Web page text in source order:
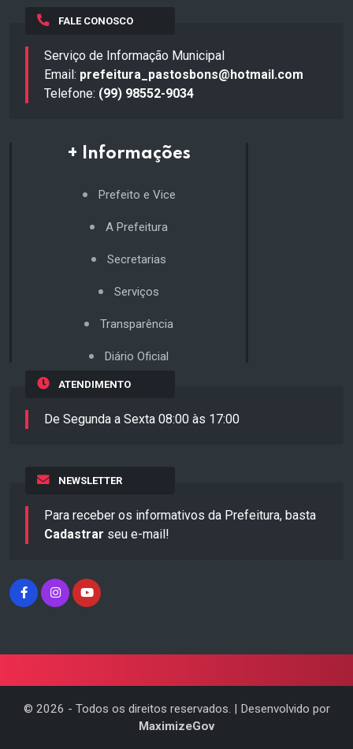
FALE CONOSCO
Serviço de Informação Municipal
Email: prefeitura_pastosbons@hotmail.com
Telefone: (99) 98552-9034
+ Informações
Prefeito e Vice
A Prefeitura
Secretarias
Serviços
Transparência
Diário Oficial
ATENDIMENTO
De Segunda a Sexta 08:00 às 17:00
NEWSLETTER
Para receber os informativos da Prefeitura, basta
Cadastrar seu e-mail!
© 2026 - Todos os direitos reservados. | Desenvolvido por
MaximizeGov